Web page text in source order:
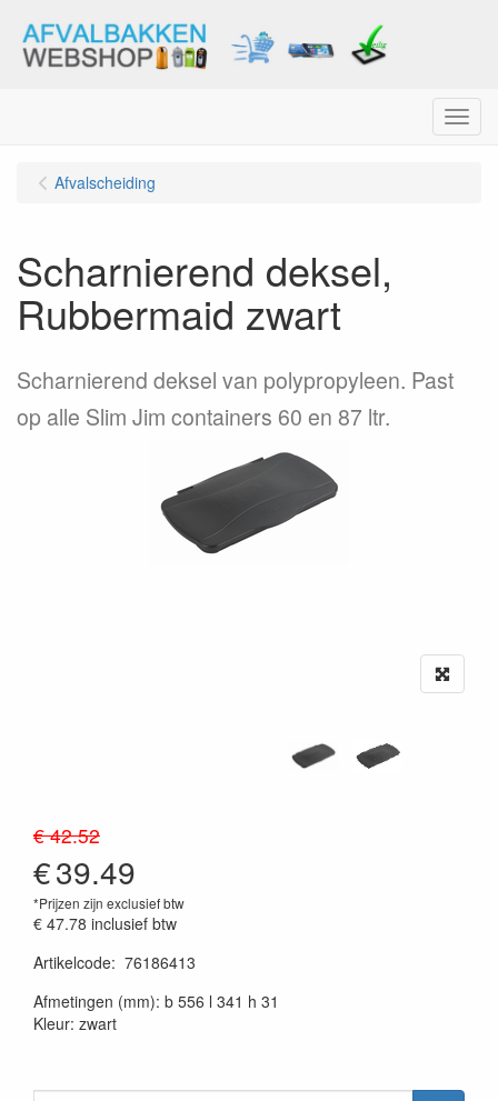
Menu
Afvalscheiding
Scharnierend deksel,
Rubbermaid zwart
Scharnierend deksel van polypropyleen. Past
op alle Slim Jim containers 60 en 87 ltr.
€ 42.52
€39.49
*Prijzen zijn exclusief btw
€ 47.78 inclusief btw
Artikelcode: 76186413
Afmetingen (mm): b 556 l 341 h 31
Kleur: zwart